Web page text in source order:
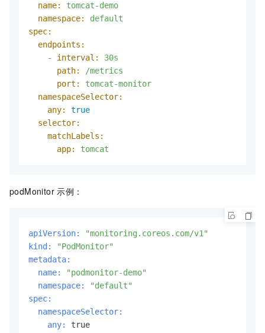
name:
tomcat-demo
namespace:
default
spec:
endpoints:
-
interval:
30s
path:
/metrics
port:
tomcat-monitor
namespaceSelector:
any:
true
selector:
matchLabels:
app:
tomcat
podMonitor 示例：
apiVersion:
"monitoring.coreos.com/v1"
kind:
"PodMonitor"
metadata:
  name:
"podmonitor-demo"
  namespace:
"default"
spec:
  namespaceSelector:
    any: